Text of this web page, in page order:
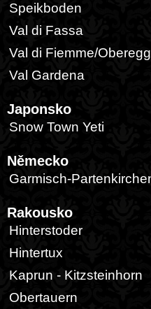
Speikboden
Val di Fassa
Val di Fiemme/
Val Gardena
Japonsko
Snow Town Yeti
Německo
Garmisch-
Rakousko
Hinterstoder
Hintertux
Kaprun - Kitzsteinhorn
Obertauern